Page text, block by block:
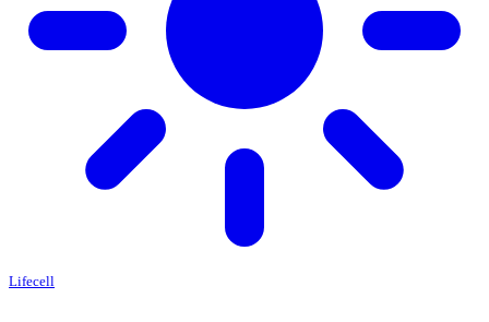
Lifecell